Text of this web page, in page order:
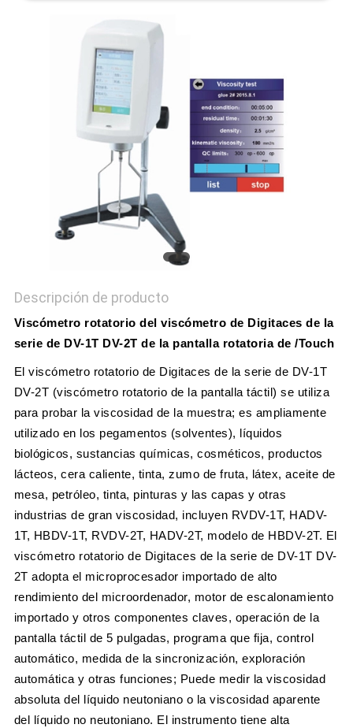
Descripción de producto
Viscómetro rotatorio del viscómetro de Digitaces de la
serie de DV-1T DV-2T de la pantalla rotatoria de /Touch
El viscómetro rotatorio de Digitaces de la serie de DV-1T
DV-2T (viscómetro rotatorio de la pantalla táctil) se utiliza
para probar la viscosidad de la muestra; es ampliamente
utilizado en los pegamentos (solventes), líquidos
biológicos, sustancias químicas, cosméticos, productos
lácteos, cera caliente, tinta, zumo de fruta, látex, aceite de
mesa, petróleo, tinta, pinturas y las capas y otras
industrias de gran viscosidad, incluyen RVDV-1T, HADV-
1T, HBDV-1T, RVDV-2T, HADV-2T, modelo de HBDV-2T. El
viscómetro rotatorio de Digitaces de la serie de DV-1T DV-
2T adopta el microprocesador importado de alto
rendimiento del microordenador, motor de escalonamiento
importado y otros componentes claves, operación de la
pantalla táctil de 5 pulgadas, programa que fija, control
automático, medida de la sincronización, exploración
automática y otras funciones; Puede medir la viscosidad
absoluta del líquido neutoniano o la viscosidad aparente
del líquido no neutoniano. El instrumento tiene alta